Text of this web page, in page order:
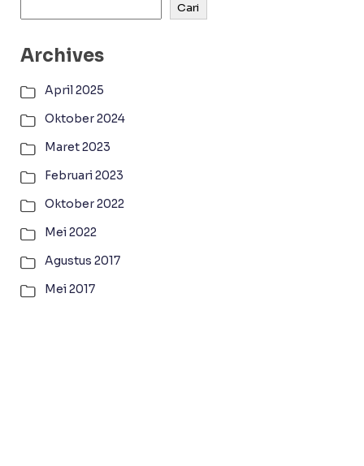
Cari
Archives
April 2025
Oktober 2024
Maret 2023
Februari 2023
Oktober 2022
Mei 2022
Agustus 2017
Mei 2017